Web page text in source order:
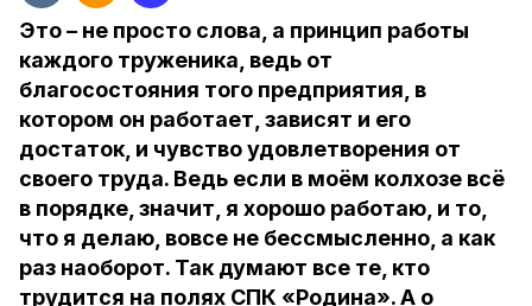
Это – не просто слова, а принцип работы
каждого труженика, ведь от
благосостояния того предприятия, в
котором он работает, зависят и его
достаток, и чувство удовлетворения от
своего труда. Ведь если в моём колхозе всё
в порядке, значит, я хорошо работаю, и то,
что я делаю, вовсе не бессмысленно, а как
раз наоборот. Так думают все те, кто
трудится на полях СПК «Родина». А о